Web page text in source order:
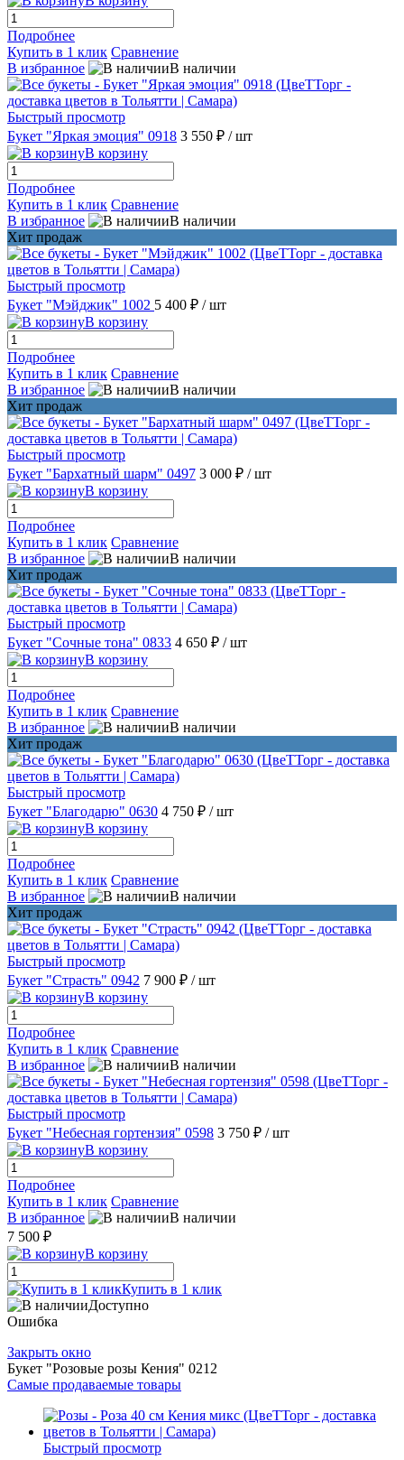
Подробнее
Купить в 1 клик Сравнение
В избранное
В наличии
Быстрый просмотр
Букет "Яркая эмоция" 0918 3 550 ₽ / шт
В корзину
Подробнее
Купить в 1 клик Сравнение
В избранное
В наличии
Хит продаж
Быстрый просмотр
Букет "Мэйджик" 1002 5 400 ₽ / шт
В корзину
Подробнее
Купить в 1 клик Сравнение
В избранное
В наличии
Хит продаж
Быстрый просмотр
Букет "Бархатный шарм" 0497 3 000 ₽ / шт
В корзину
Подробнее
Купить в 1 клик Сравнение
В избранное
В наличии
Хит продаж
Быстрый просмотр
Букет "Сочные тона" 0833 4 650 ₽ / шт
В корзину
Подробнее
Купить в 1 клик Сравнение
В избранное
В наличии
Хит продаж
Быстрый просмотр
Букет "Благодарю" 0630 4 750 ₽ / шт
В корзину
Подробнее
Купить в 1 клик Сравнение
В избранное
В наличии
Хит продаж
Быстрый просмотр
Букет "Страсть" 0942 7 900 ₽ / шт
В корзину
Подробнее
Купить в 1 клик Сравнение
В избранное
В наличии
Быстрый просмотр
Букет "Небесная гортензия" 0598 3 750 ₽ / шт
В корзину
Подробнее
Купить в 1 клик Сравнение
В избранное
В наличии
7 500 ₽
В корзину
Купить в 1 клик
Доступно
Ошибка
Закрыть окно
Букет "Розовые розы Кения" 0212
Самые продаваемые товары
Быстрый просмотр